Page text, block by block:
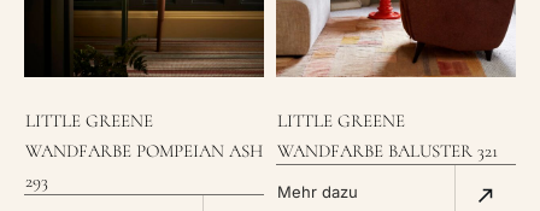
LITTLE GREENE
WANDFARBE POMPEIAN ASH
293
LITTLE GREENE
WANDFARBE BALUSTER 321
Mehr dazu